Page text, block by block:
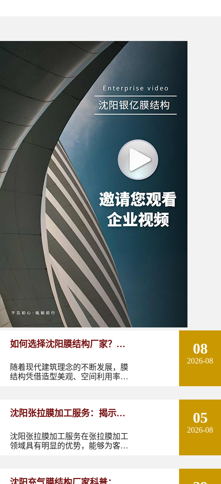
如何选择沈阳膜结构厂家？从
设计能力到施工质量多方面了
解！
随着现代建筑理念的不断发展，膜
结构凭借造型美观、空间利用率
施等领域的重要建筑形式。
08
2026-08
沈阳张拉膜加工服务：揭示张
拉膜加工的实用优势
沈阳张拉膜加工服务在张拉膜加工
领域具有明显的优势，能够为客户
05
2026-08